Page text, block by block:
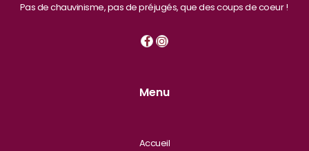
Pas de chauvinisme, pas de préjugés, que des coups de coeur !
Menu
Accueil